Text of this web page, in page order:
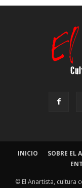
INICIO SOBRE EL
© El Anartista, cultura